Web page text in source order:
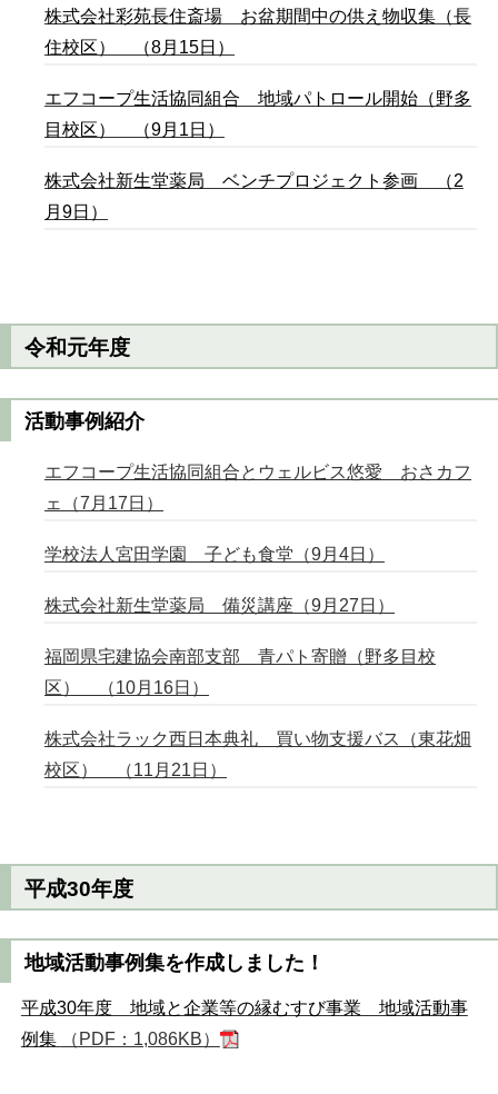
株式会社彩苑長住斎場 お盆期間中の供え物収集（長
住校区） （8月15日）
エフコープ生活協同組合 地域パトロール開始（野多
目校区） （9月1日）
株式会社新生堂薬局 ベンチプロジェクト参画 （2
月9日）
令和元年度
活動事例紹介
エフコープ生活協同組合とウェルビス悠愛 おさカフ
ェ（7月17日）
学校法人宮田学園 子ども食堂（9月4日）
株式会社新生堂薬局 備災講座（9月27日）
福岡県宅建協会南部支部 青パト寄贈（野多目校
区） （10月16日）
株式会社ラック西日本典礼 買い物支援バス（東花畑
校区） （11月21日）
平成30年度
地域活動事例集を作成しました！
平成30年度 地域と企業等の縁むすび事業 地域活動事
例集
（PDF：1,086KB）